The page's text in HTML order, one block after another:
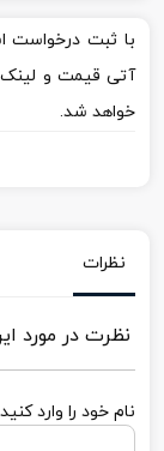
با ثبت درخواست
آتی قیمت و
خواهد شد.
نظرات
نظرت در مورد
نام خود را وارد کنید